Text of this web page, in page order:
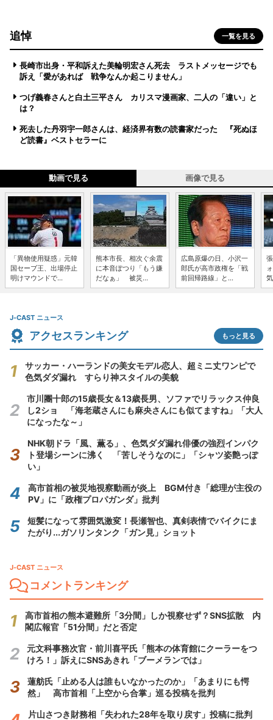
追悼 一覧を見る
長崎市出身・平和訴えた美輪明宏さん死去 ラストメッセージでも
訴え「愛があれば 戦争なんか起こりません」
つげ義春さんと白土三平さん カリスマ漫画家、二人の「違い」と
は？
死去した丹羽宇一郎さんは、経済界有数の読書家だった 『死ぬほ
ど読書』ベストセラーに
動画で見る 画像で見る
「異物使用疑惑」元韓
国セーブ王、出場停止
明けマウンドで...
熊本市長、相次ぐ余震
に本音ぽつり「もう嫌
だなぁ」 被災...
広島原爆の日、小沢一
郎氏が高市政権を「戦
前回帰路線」と...
J-CAST ニュース
アクセスランキング もっと見る
サッカー・ハーランドの美女モデル恋人、超ミニ丈ワンピで
色気ダダ漏れ すらり神スタイルの美貌
市川團十郎の15歳長女＆13歳長男、ソファでリラックス仲良
し2ショ 「海老蔵さんにも麻央さんにも似てますね」「大人
になったな～」
NHK朝ドラ「風、薫る」、色気ダダ漏れ俳優の強烈インパク
ト登場シーンに沸く 「苦しそうなのに」「シャツ姿艶っぽ
い」
高市首相の被災地視察動画が炎上 BGM付き「総理が主役の
PV」に「政権プロパガンダ」批判
短髪になって雰囲気激変！長瀬智也、真剣表情でバイクにま
たがり...ガソリンタンク「ガン見」ショット
J-CAST ニュース
コメントランキング
高市首相の熊本避難所「3分間」しか視察せず？SNS拡散 内
閣広報官「51分間」だと否定
元文科事務次官・前川喜平氏「熊本の体育館にクーラーをつ
けろ！」訴えにSNSあきれ「ブーメランでは」
蓮舫氏「止める人は誰もいなかったのか」「あまりにも愕
然」 高市首相「上空から合掌」巡る投稿を批判
片山さつき財務相「失われた28年を取り戻す」投稿に批判